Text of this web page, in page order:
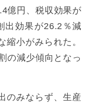
億円、税収効果が
出効果が26.2％減
縮小がみられた。
の減少傾向となっ
のみならず、生産